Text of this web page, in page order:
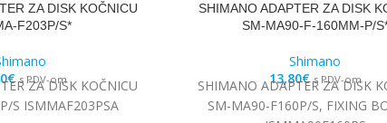
ZA DISK KOČNICU
F203P/S*
€ s PDV-om
ZA DISK KOČNICU
S ISMMAF203PSA
SHIMANO ADAPTER ZA DISK
SM-MA90-F-160MM-P/
Shimano
13,80€ s PDV-om
SHIMANO ADAPTER ZA DISK
SM-MA90-F160P/S, FIXING